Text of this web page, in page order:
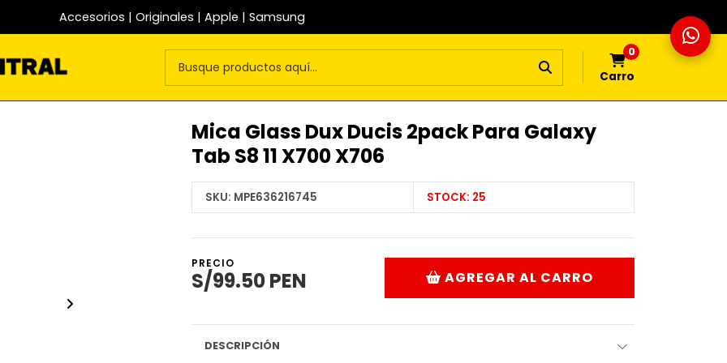
Accesorios | Originales | Apple | Samsung
0
Carro
Mica Glass Dux Ducis 2pack Para Galaxy
Tab S8 11 X700 X706
SKU: MPE636216745 STOCK: 25
PRECIO
S/99.50 PEN AGREGAR AL CARRO
DESCRIPCIÓN